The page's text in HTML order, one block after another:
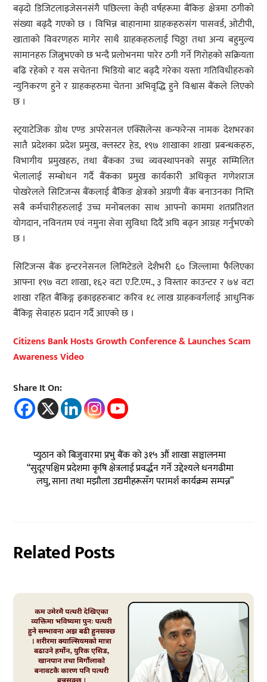
बढ्दो डिजिटलाइजेसनसंगै पछिल्ला केही वर्षहरूमा बैंकिङ क्षेत्रमा ठगीको
संख्या बढ्दै गएको छ । विभिन्न बाहानामा ग्राहकहरुसंग पासवर्ड, ओटीपी,
खाताको विवरणहरु मागेर साथै ग्राहकहरुलाई चिठ्ठा तथा अन्य बहुमुल्य
सामानहरु जित्नुभएको छ भन्दै प्रलोभनमा पारेर ठगी गर्ने गिरोहको सक्रियता
बढि रहेको र यस सचेतना भिडियो बाट बढ्दै गरेका यस्ता गतिविधीहरुको
न्युनिकरण हुने र ग्राहकहरुमा चेतना अभिवृद्धि हुने विश्वास बैंकले लिएको
छ ।
स्ट्रयाटेजिक ग्रोथ एण्ड अपरेसनल एक्सिलेन्स कन्फरेन्स नामक देशभरका
सातै प्रदेशका प्रदेश प्रमुख, क्लस्टर हेड, १९७ शाखाका शाखा प्रबन्धकहरु,
विभागीय प्रमुखहरु, तथा बैंकका उच्च व्यवस्थापनको समुह सम्मिलित
भेलालाई सम्बोधन गर्दै बैंकका प्रमुख कार्यकारी अधिकृत गणेशराज
पोखरेलले सिटिजन्स बैंकलाई बैंकिङ क्षेत्रको अग्रणी बैंक बनाउनका निम्ति
सबै कर्मचारीहरुलाई उच्च मनोबलका साथ आफ्नो काममा शतप्रतिशत
योगदान, नविनतम एवं नमुना सेवा सुविधा दिदैं अघि बढ्न आग्रह गर्नुभएको
छ ।
सिटिजन्स बैंक इन्टरनेसनल लिमिटेडले देशैभरी ६० जिल्लामा फैलिएका
आफ्ना १९७ वटा शाखा, १६२ वटा ए.टि.एम., ३ विस्तार काउन्टर र ७४ वटा
शाखा रहित बैंकिङ्ग इकाइहरुबाट करिव १८ लाख ग्राहकवर्गलाई आधुनिक
बैंकिङ्ग सेवाहरु प्रदान गर्दै आएको छ ।
Citizens Bank Hosts Growth Conference & Launches Scam
Awareness Video
Share It On:
प्युठान को बिजुवारमा प्रभु बैंक को ३१५ औं शाखा सञ्चालनमा
“सुदूरपश्चिम प्रदेशमा कृषि क्षेत्रलाई प्रवर्द्धन गर्ने उद्देश्यले धनगढीमा
लघु, साना तथा मझौला उद्यमीहरूसँग परामर्श कार्यक्रम सम्पन्न”
Related Posts